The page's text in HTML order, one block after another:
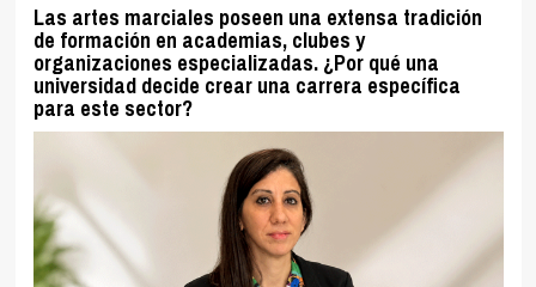
Las artes marciales poseen una extensa tradición
de formación en academias, clubes y
organizaciones especializadas. ¿Por qué una
universidad decide crear una carrera específica
para este sector?